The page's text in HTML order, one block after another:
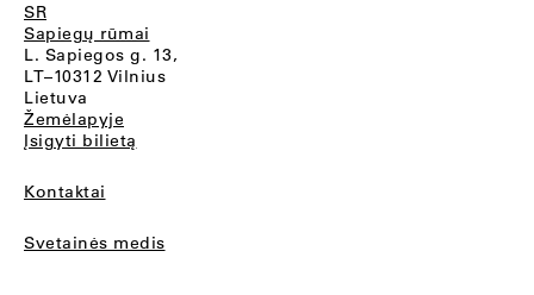
SR
Sapiegų rūmai
L. Sapiegos g. 13,
LT–10312 Vilnius
Lietuva
Žemėlapyje
Įsigyti bilietą
Kontaktai
Svetainės medis